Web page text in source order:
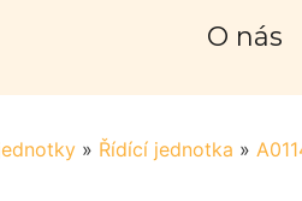
O nás
» Řídící jednotka »